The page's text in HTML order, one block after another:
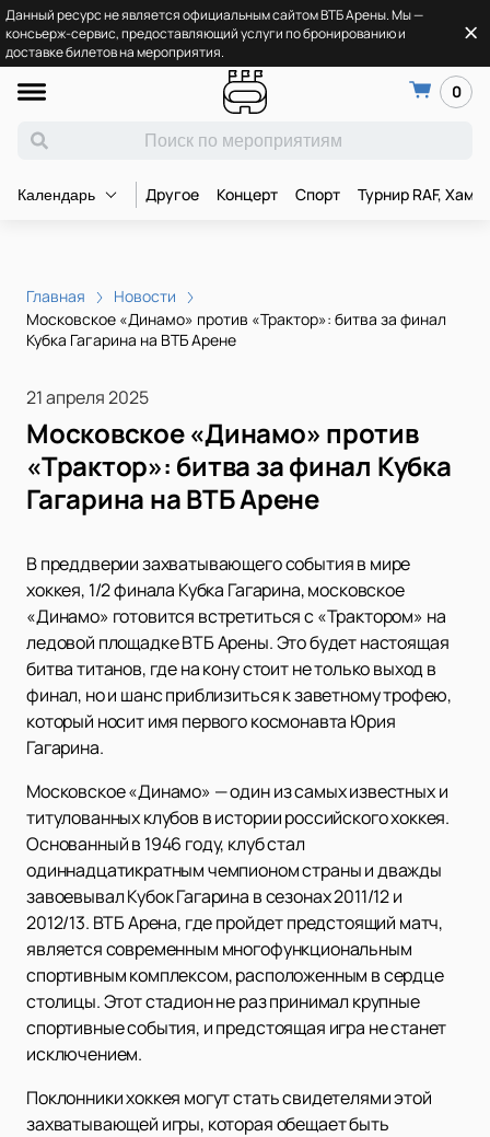
Данный ресурс не является официальным сайтом ВТБ Арены. Мы —
консьерж-сервис, предоставляющий услуги по бронированию и
доставке билетов на мероприятия.
0
Календарь Другое Концерт Спорт Турнир RAF,
Главная
Новости
Московское «Динамо» против «Трактор»: битва за финал
Кубка Гагарина на ВТБ Арене
21 апреля 2025
Московское «Динамо» против
«Трактор»: битва за финал Кубка
Гагарина на ВТБ Арене
В преддверии захватывающего события в мире
хоккея, 1/2 финала Кубка Гагарина, московское
«Динамо» готовится встретиться с «Трактором» на
ледовой площадке ВТБ Арены. Это будет настоящая
битва титанов, где на кону стоит не только выход в
финал, но и шанс приблизиться к заветному трофею,
который носит имя первого космонавта Юрия
Гагарина.
Московское «Динамо» — один из самых известных и
титулованных клубов в истории российского хоккея.
Основанный в 1946 году, клуб стал
одиннадцатикратным чемпионом страны и дважды
завоевывал Кубок Гагарина в сезонах 2011/12 и
2012/13. ВТБ Арена, где пройдет предстоящий матч,
является современным многофункциональным
спортивным комплексом, расположенным в сердце
столицы. Этот стадион не раз принимал крупные
спортивные события, и предстоящая игра не станет
исключением.
Поклонники хоккея могут стать свидетелями этой
захватывающей игры, которая обещает быть